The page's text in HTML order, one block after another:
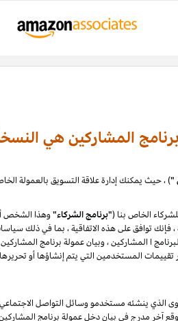
المشاركين هي
"
الخاص بنا ("برنامج الشركاء"وهذا الشخص
ا المشاركين ، وبيان عمولة برنامج
ينشئه مستخدمو وسائل التواصل الاجتماعي